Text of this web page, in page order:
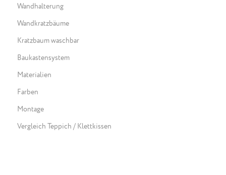
Wandhalterung
Wandkratzbäume
Kratzbaum waschbar
Baukastensystem
Materialien
Farben
Montage
Vergleich Teppich / Klettkissen